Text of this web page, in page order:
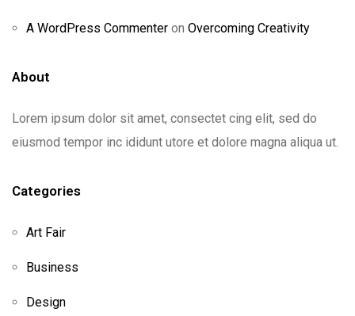
A WordPress Commenter on Overcoming Creativity
About
Lorem ipsum dolor sit amet, consectet cing elit, sed do
eiusmod tempor inc ididunt utore et dolore magna aliqua ut.
Categories
Art Fair
Business
Design